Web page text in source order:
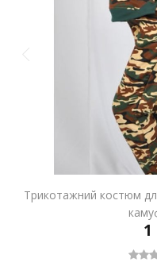
Трикотажний костюм
1